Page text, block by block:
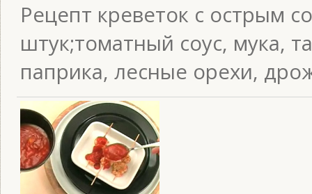
Рецепт креветок с острым
штук;томатный соус, мука,
паприка, лесные орехи,